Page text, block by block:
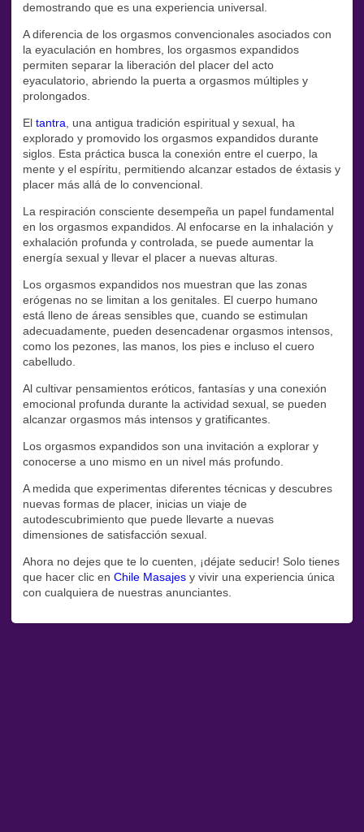
demostrando que es una experiencia universal.
A diferencia de los orgasmos convencionales asociados con
la eyaculación en hombres, los orgasmos expandidos
permiten separar la liberación del placer del acto
eyaculatorio, abriendo la puerta a orgasmos múltiples y
prolongados.
El tantra, una antigua tradición espiritual y sexual, ha
explorado y promovido los orgasmos expandidos durante
siglos. Esta práctica busca la conexión entre el cuerpo, la
mente y el espíritu, permitiendo alcanzar estados de éxtasis y
placer más allá de lo convencional.
La respiración consciente desempeña un papel fundamental
en los orgasmos expandidos. Al enfocarse en la inhalación y
exhalación profunda y controlada, se puede aumentar la
energía sexual y llevar el placer a nuevas alturas.
Los orgasmos expandidos nos muestran que las zonas
erógenas no se limitan a los genitales. El cuerpo humano
está lleno de áreas sensibles que, cuando se estimulan
adecuadamente, pueden desencadenar orgasmos intensos,
como los pezones, las manos, los pies e incluso el cuero
cabelludo.
Al cultivar pensamientos eróticos, fantasías y una conexión
emocional profunda durante la actividad sexual, se pueden
alcanzar orgasmos más intensos y gratificantes.
Los orgasmos expandidos son una invitación a explorar y
conocerse a uno mismo en un nivel más profundo.
A medida que experimentas diferentes técnicas y descubres
nuevas formas de placer, inicias un viaje de
autodescubrimiento que puede llevarte a nuevas
dimensiones de satisfacción sexual.
Ahora no dejes que te lo cuenten, ¡déjate seducir! Solo tienes
que hacer clic en Chile Masajes y vivir una experiencia única
con cualquiera de nuestras anunciantes.